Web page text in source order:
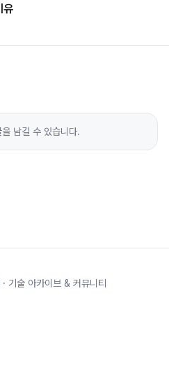
유
남길 수 있습니다.
기술 아카이브 & 커뮤니티